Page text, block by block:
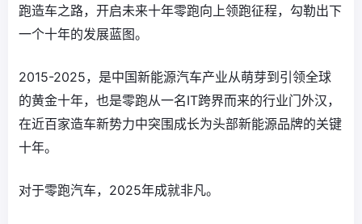
跑造车之路，开启未来十年零跑向上领跑征程，勾勒出下
一个十年的发展蓝图。
2015-2025，是中国新能源汽车产业从萌芽到引领全球
的黄金十年，也是零跑从一名IT跨界而来的行业门外汉，
在近百家造车新势力中突围成长为头部新能源品牌的关键
十年。
对于零跑汽车，2025年成就非凡。